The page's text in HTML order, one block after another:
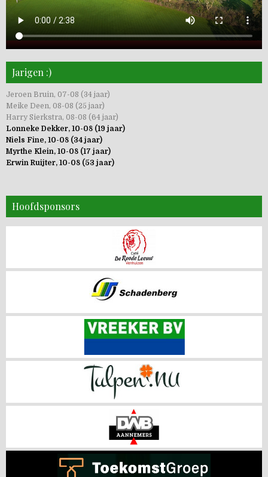
Jarigen :)
Jeroen Bruin, 07-08 (34 jaar)
Meike Deen, 08-08 (25 jaar)
Harry Sierkstra, 08-08 (64 jaar)
Lonneke Dekker, 10-08 (19 jaar)
Niels Fine, 10-08 (34 jaar)
Myrthe Klein, 10-08 (17 jaar)
Erwin Ruijter, 10-08 (53 jaar)
Hoofdsponsors